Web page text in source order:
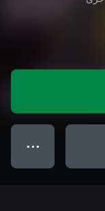
● ● ●